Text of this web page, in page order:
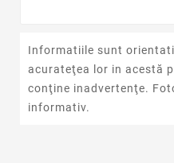
Informatiile sunt
acurateţea lor in acestă
conţine inadvertenţe.
informativ.